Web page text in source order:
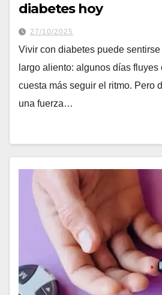
diabetes hoy
27/10/2025
Vivir con diabetes puede
largo aliento: algunos días
cuesta más seguir el ritmo. Pero
una fuerza…